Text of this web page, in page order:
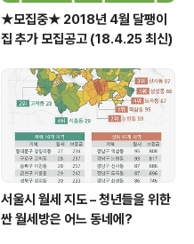
★모집중★ 2018년 4월 달팽이
집 추가 모집공고 (18.4.25 최신)
서울시 월세 지도 – 청년들을 위한
싼 월세방은 어느 동네에?